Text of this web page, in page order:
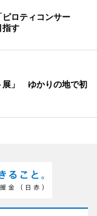
ロティコンサー
指す
展」 ゆかりの地で初